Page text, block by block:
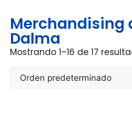
Merchandising
Dalma
Mostrando 1–16 de 17